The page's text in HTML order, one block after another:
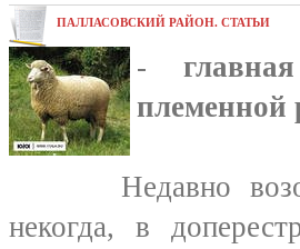
ПАЛЛАСОВСКИЙ РАЙОН. СТАТЬИ
-
племенной
Недавно
некогда, в